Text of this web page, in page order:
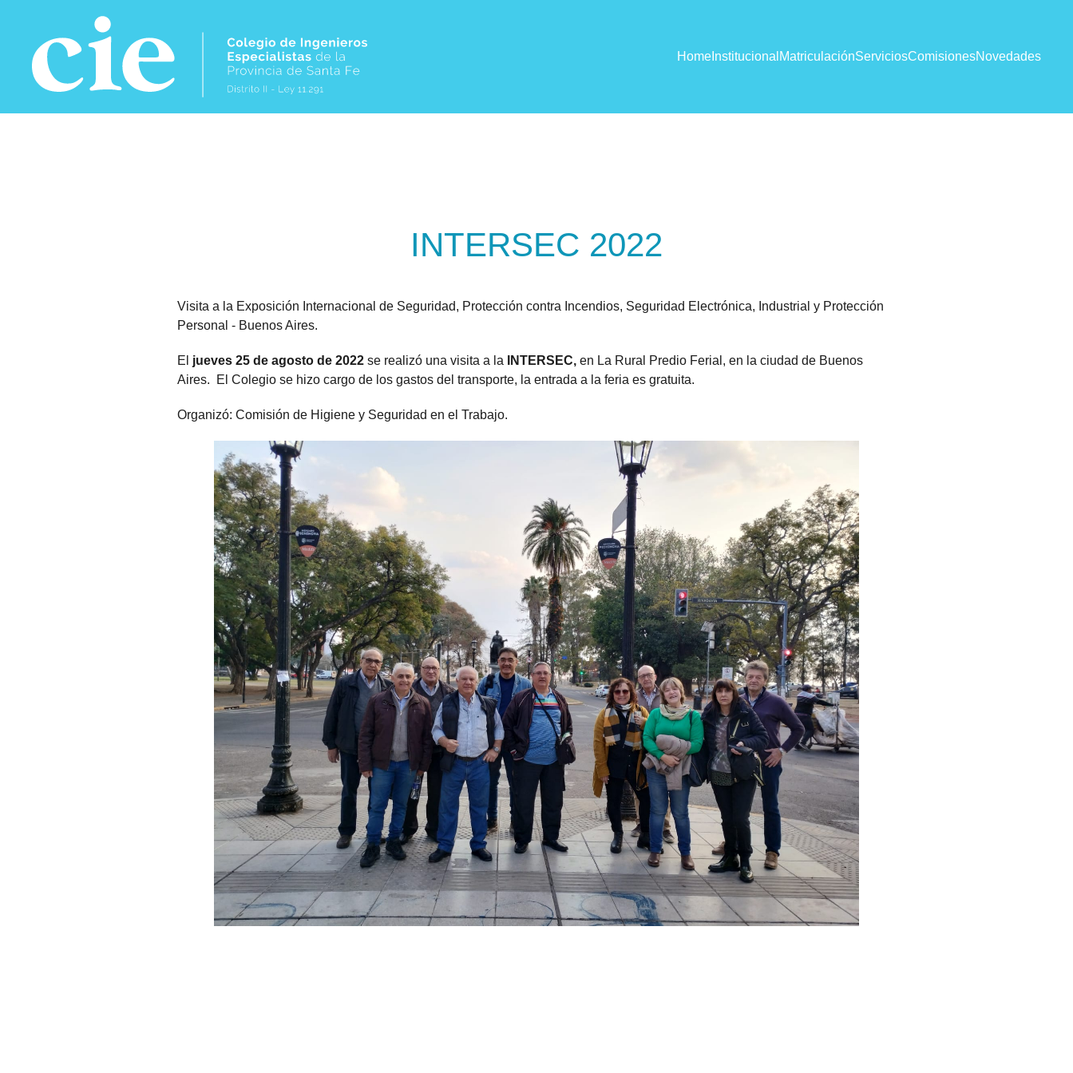
Skip to main content
Home Institucional MatriculaciónServiciosComisionesNovedades
INTERSEC 2022
Visita a la Exposición Internacional de Seguridad, Protección contra Incendios, Seguridad Electrónica, Industrial y Protección
Personal - Buenos Aires.
El jueves 25 de agosto de 2022 se realizó una visita a la INTERSEC, en La Rural Predio Ferial, en la ciudad de Buenos
Aires. El Colegio se hizo cargo de los gastos del transporte, la entrada a la feria es gratuita.
Organizó: Comisión de Higiene y Seguridad en el Trabajo.